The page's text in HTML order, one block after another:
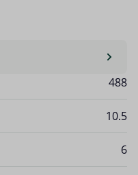
488
10.5
6